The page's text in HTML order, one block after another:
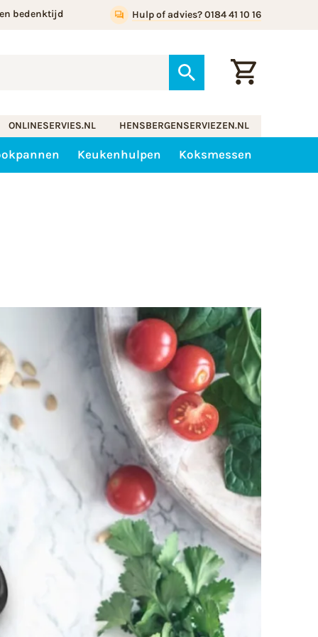
bedenktijd Hulp of advies? 0184 41 10 16
ONLINESERVIES.NL HENSBERGENSERVIEZEN.NL
Keukenhulpen Koksmessen